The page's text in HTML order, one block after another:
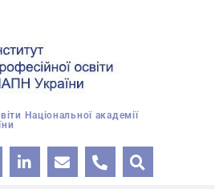
Національної академії